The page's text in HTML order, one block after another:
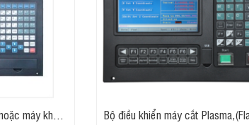
Bộ điều khiển máy phay hoặc máy khoan CNC 4 trục loại kinh tế (4 axis, economical milling controller) CNC4640